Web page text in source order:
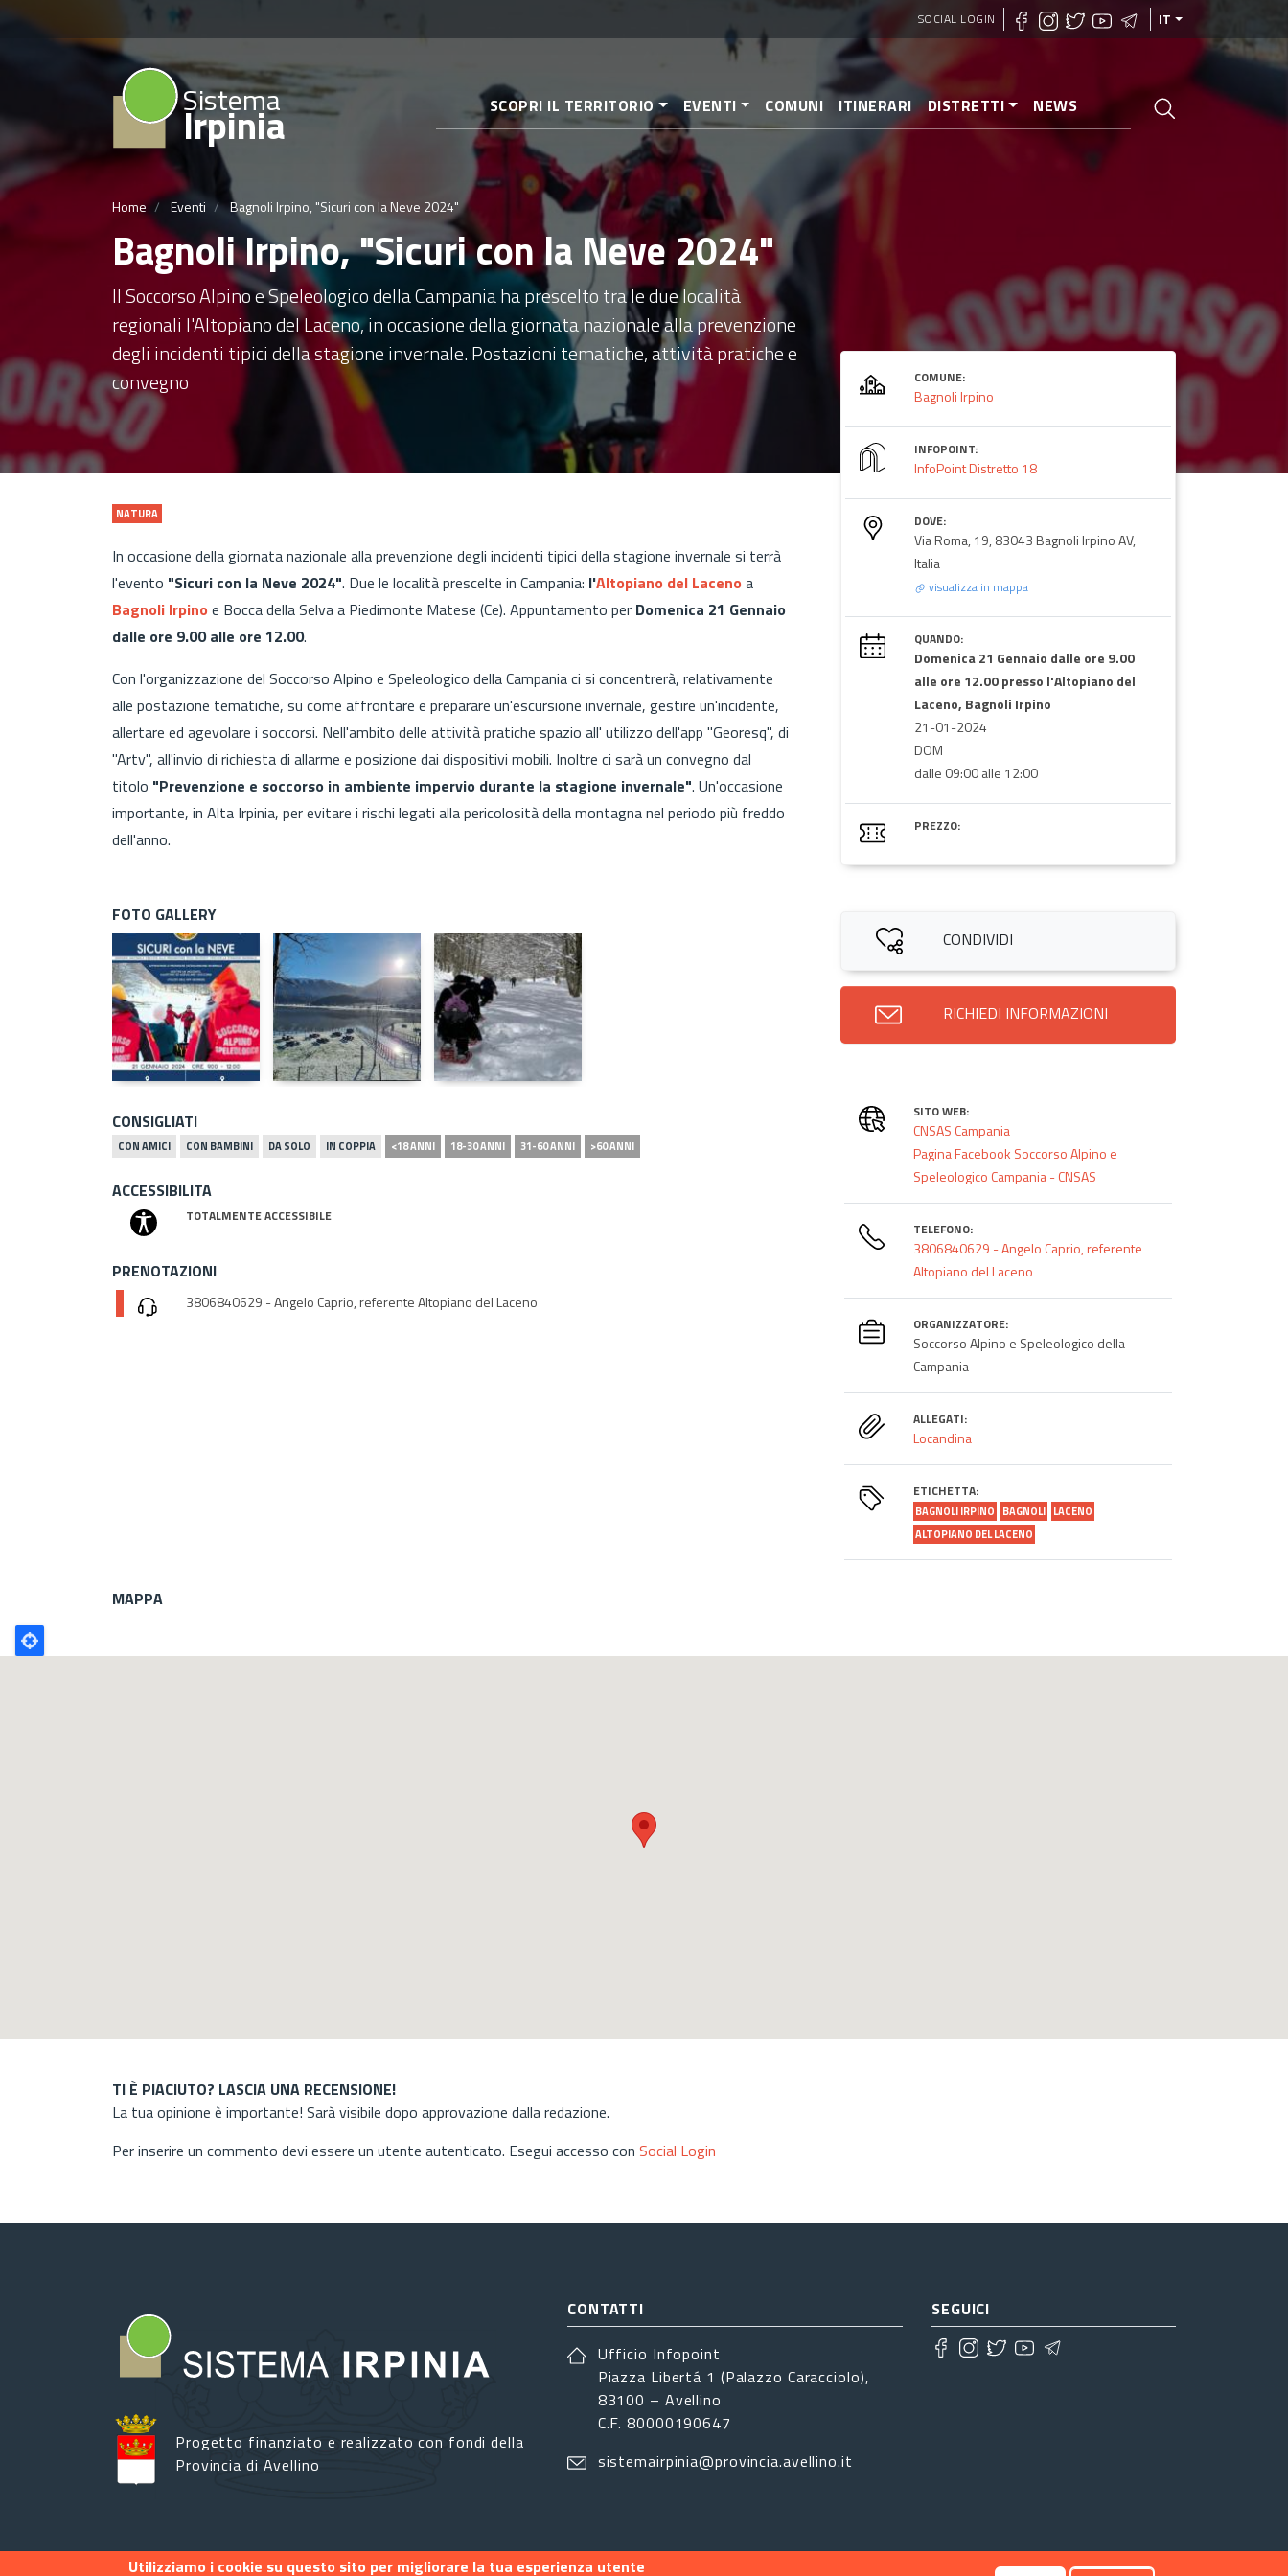
al
SOCIAL LOGIN IT
Sistema
Irpinia SCOPRI IL TERRITORIO EVENTI COMUNI ITINERARI DISTRETTI NEWS
Home Eventi Bagnoli Irpino, "Sicuri con la Neve 2024"
Bagnoli Irpino, "Sicuri con la Neve 2024"
Il Soccorso Alpino e Speleologico della Campania ha prescelto tra le due località
regionali l'Altopiano del Laceno, in occasione della giornata nazionale alla prevenzione
degli incidenti tipici della stagione invernale. Postazioni tematiche, attività pratiche e
convegno
NATURA
In occasione della giornata nazionale alla prevenzione degli incidenti tipici della stagione invernale si terrà
l'evento "Sicuri con la Neve 2024". Due le località prescelte in Campania: l'Altopiano del Laceno a
Bagnoli Irpino e Bocca della Selva a Piedimonte Matese (Ce). Appuntamento per Domenica 21 Gennaio
dalle ore 9.00 alle ore 12.00.
Con l'organizzazione del Soccorso Alpino e Speleologico della Campania ci si concentrerà, relativamente
alle postazione tematiche, su come affrontare e preparare un'escursione invernale, gestire un'incidente,
allertare ed agevolare i soccorsi. Nell'ambito delle attività pratiche spazio all' utilizzo dell'app "Georesq", di
"Artv", all'invio di richiesta di allarme e posizione dai dispositivi mobili. Inoltre ci sarà un convegno dal
titolo "Prevenzione e soccorso in ambiente impervio durante la stagione invernale". Un'occasione
importante, in Alta Irpinia, per evitare i rischi legati alla pericolosità della montagna nel periodo più freddo
dell'anno.
FOTO GALLERY
CONSIGLIATI
CON AMICI CON BAMBINI DA SOLO IN COPPIA <18 ANNI 18-30 ANNI 31-60 ANNI >60 ANNI
ACCESSIBILITA
TOTALMENTE ACCESSIBILE
PRENOTAZIONI
3806840629 - Angelo Caprio, referente Altopiano del Laceno
COMUNE:
Bagnoli Irpino
INFOPOINT:
InfoPoint Distretto 18
DOVE:
Via Roma, 19, 83043 Bagnoli Irpino AV,
Italia
visualizza in mappa
QUANDO:
Domenica 21 Gennaio dalle ore 9.00
alle ore 12.00 presso l'Altopiano del
Laceno, Bagnoli Irpino
21-01-2024
DOM
dalle 09:00 alle 12:00
PREZZO:
CONDIVIDI
RICHIEDI INFORMAZIONI
SITO WEB:
CNSAS Campania
Pagina Facebook Soccorso Alpino e
Speleologico Campania - CNSAS
TELEFONO:
3806840629 - Angelo Caprio, referente
Altopiano del Laceno
ORGANIZZATORE:
Soccorso Alpino e Speleologico della
Campania
ALLEGATI:
Locandina
ETICHETTA:
BAGNOLI IRPINO BAGNOLI LACENO
ALTOPIANO DEL LACENO
MAPPA
Poligono
GEO
TI È PIACIUTO? LASCIA UNA RECENSIONE!
La tua opinione è importante! Sarà visibile dopo approvazione dalla redazione.
Per inserire un commento devi essere un utente autenticato. Esegui accesso con Social Login
Progetto finanziato e realizzato con fondi della
Provincia di Avellino
CONTATTI
Ufficio Infopoint
Piazza Libertá 1 (Palazzo Caracciolo),
83100 – Avellino
C.F. 80000190647
sistemairpinia@provincia.avellino.it
SEGUICI
Utilizziamo i cookie su questo sito per migliorare la tua esperienza utente